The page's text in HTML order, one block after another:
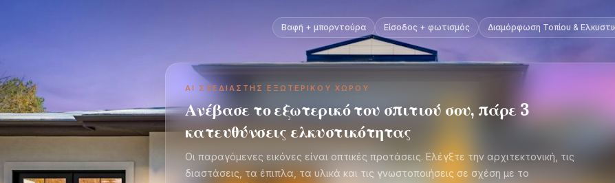
Βαφή + μπορντούρα Είσοδος + φωτισμός Διαμόρφωση Τοπίου &
AI ΣΧΕΔΙΑΣΤΉΣ ΕΞΩΤΕΡΙΚΟΎ ΧΏΡΟΥ
Ανέβασε το εξωτερικό του σπιτιού σου, πάρε 3
κατευθύνσεις ελκυστικότητας
Οι παραγόμενες εικόνες είναι οπτικές προτάσεις. Ελέγξτε την αρχιτεκτονική, τις
διαστάσεις, τα έπιπλα, τα υλικά και τις γνωστοποιήσεις σε σχέση με το